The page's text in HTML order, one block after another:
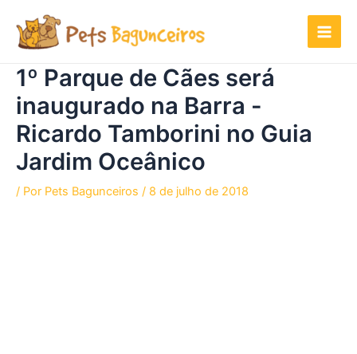
para
conteúdo
1º Parque de Cães será
inaugurado na Barra -
Ricardo Tamborini no Guia
Jardim Oceânico
/ Por Pets Bagunceiros / 8 de julho de 2018